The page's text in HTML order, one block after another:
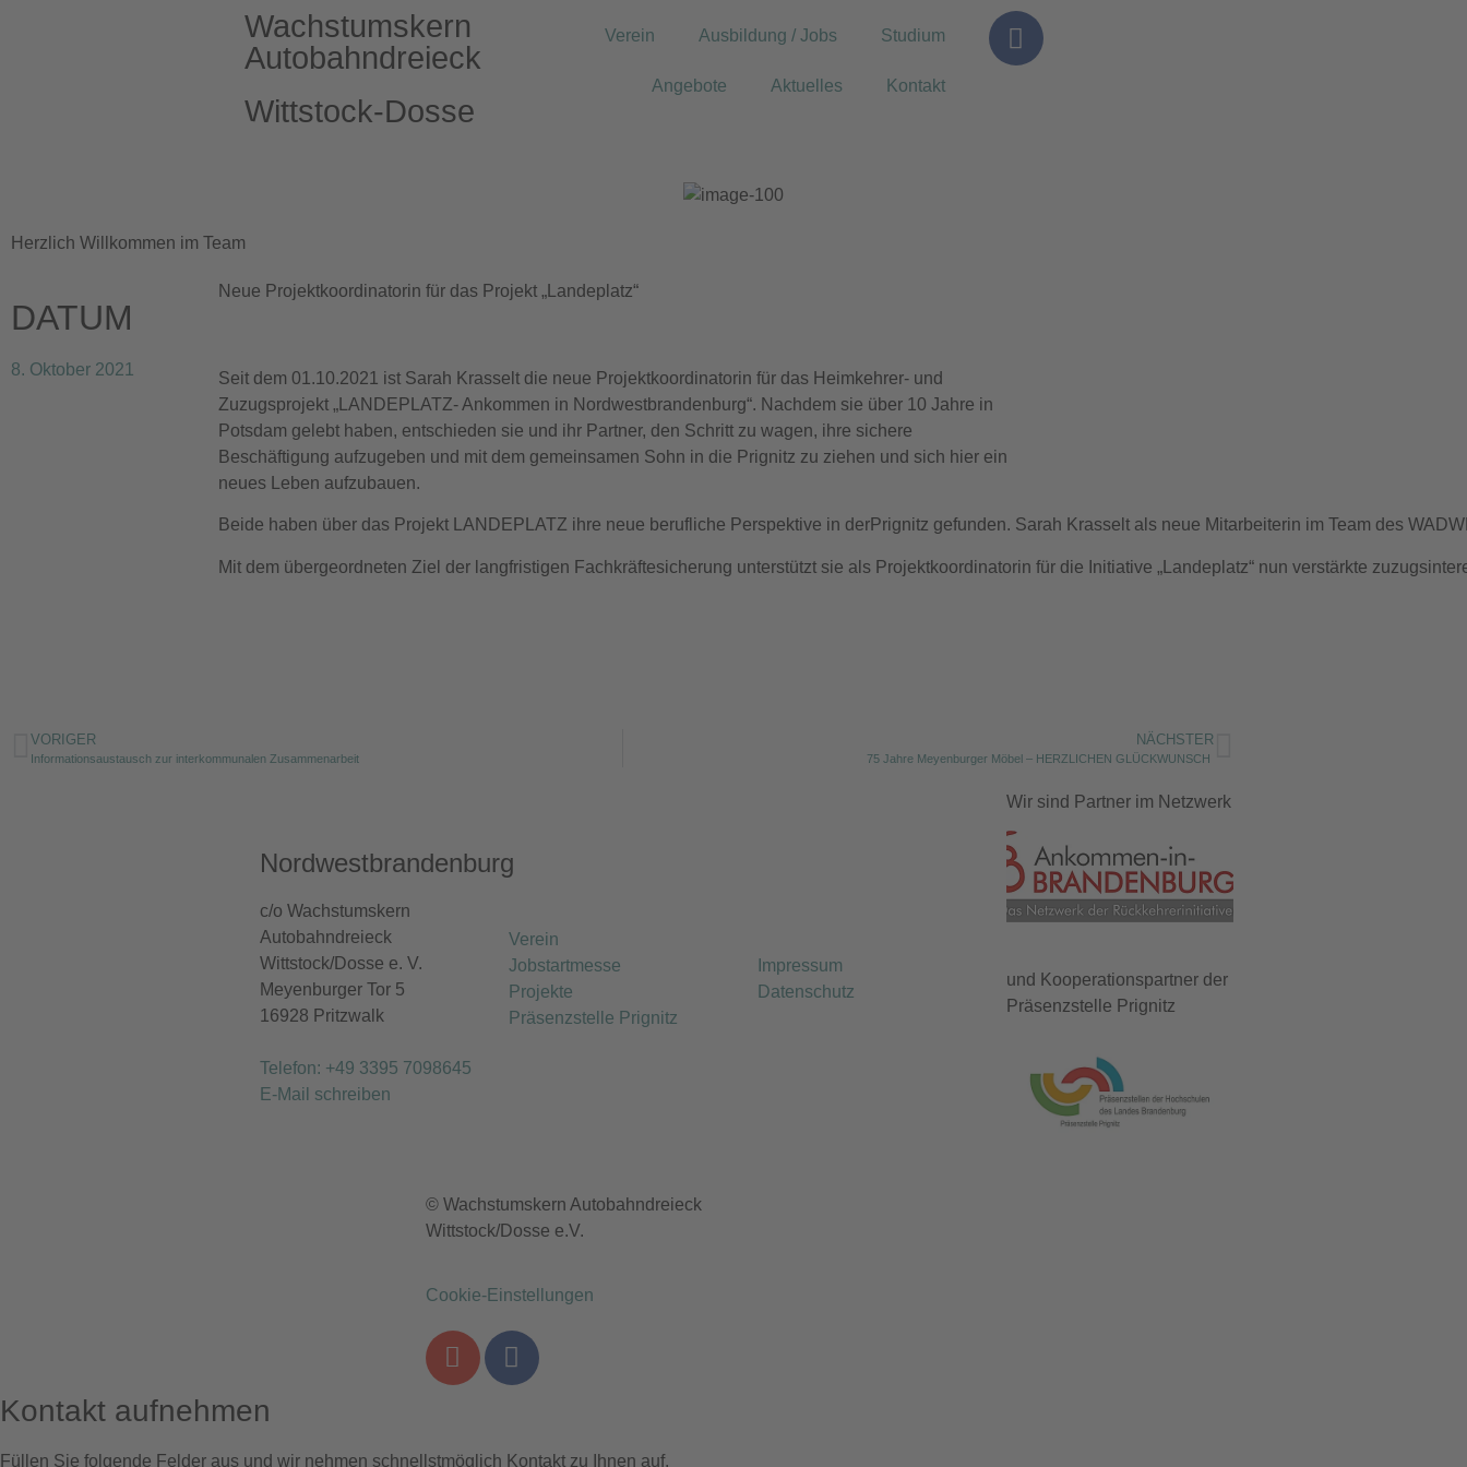
Wachstumskern
Autobahndreieck
Wittstock-Dosse
Verein Ausbildung / Jobs Studium
Angebote Aktuelles Kontakt
Herzlich Willkommen im Team
DATUM
8. Oktober 2021
Neue Projektkoordinatorin für das Projekt „Landeplatz“
Seit dem 01.10.2021 ist Sarah Krasselt die neue Projektkoordinatorin für das Heimkehrer- und
Zuzugsprojekt „LANDEPLATZ- Ankommen in Nordwestbrandenburg“. Nachdem sie über 10 Jahre in
Potsdam gelebt haben, entschieden sie und ihr Partner, den Schritt zu wagen, ihre sichere
Beschäftigung aufzugeben und mit dem gemeinsamen Sohn in die Prignitz zu ziehen und sich hier ein
neues Leben aufzubauen.
Beide haben über das Projekt LANDEPLATZ ihre neue berufliche Perspektive in derPrignitz gefunden. Sarah Krasselt als neue Mitarbeiterin im Team des
Mit dem übergeordneten Ziel der langfristigen Fachkräftesicherung unterstützt sie als Projektkoordinatorin für die Initiative „Landeplatz“ nun verstärkte
VORIGER
Informationsaustausch zur interkommunalen Zusammenarbeit
NÄCHSTER
75 Jahre Meyenburger Möbel – HERZLICHEN GLÜCKWUNSCH
Nordwestbrandenburg
c/o Wachstumskern
Autobahndreieck
Wittstock/Dosse e. V.
Meyenburger Tor 5
16928 Pritzwalk
Telefon: +49 3395 7098645
E-Mail schreiben
Verein
Jobstartmesse
Projekte
Präsenzstelle Prignitz
Impressum
Datenschutz
Wir sind Partner im Netzwerk
und Kooperationspartner der
Präsenzstelle Prignitz
© Wachstumskern Autobahndreieck
Wittstock/Dosse e.V.
Cookie-Einstellungen
Kontakt aufnehmen
Füllen Sie folgende Felder aus und wir nehmen schnellstmöglich Kontakt zu Ihnen auf.